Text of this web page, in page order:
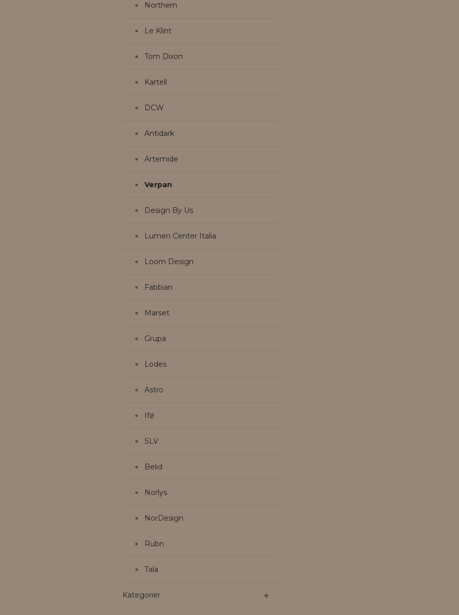
Northern
Le Klint
Tom Dixon
Kartell
DCW
Antidark
Artemide
Verpan
Design By Us
Lumen Center Italia
Loom Design
Fabbian
Marset
Grupa
Lodes
Astro
Ifø
SLV
Belid
Norlys
NorDesign
Rubn
Tala
Kategorier